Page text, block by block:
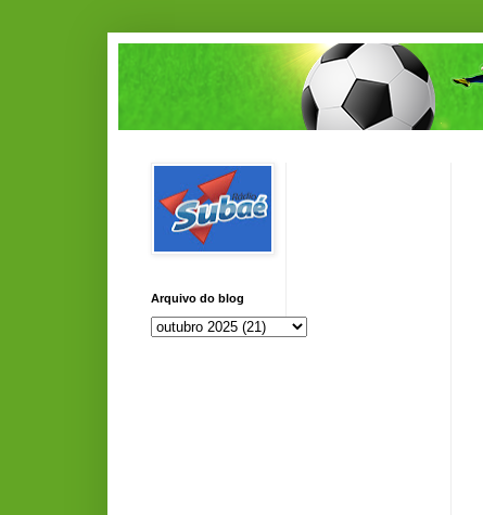
Arquivo do blog